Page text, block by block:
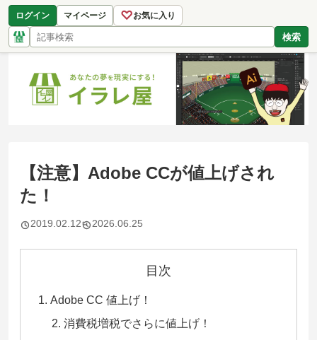
ログイン マイページ ♡お気に入り
検索
【注意】Adobe CCが値上げされ
た！
2019.02.12 2026.06.25
目次
Adobe CC 値上げ！
消費税増税でさらに値上げ！